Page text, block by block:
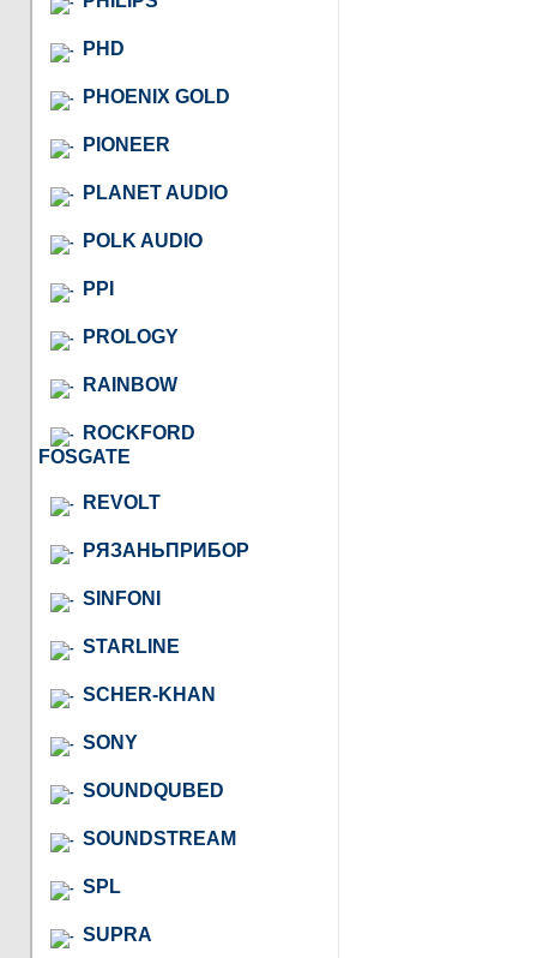
PHD
PHOENIX GOLD
PIONEER
PLANET AUDIO
POLK AUDIO
PPI
PROLOGY
RAINBOW
ROCKFORD
FOSGATE
REVOLT
РЯЗАНЬПРИБОР
SINFONI
STARLINE
SCHER-KHAN
SONY
SOUNDQUBED
SOUNDSTREAM
SPL
SUPRA